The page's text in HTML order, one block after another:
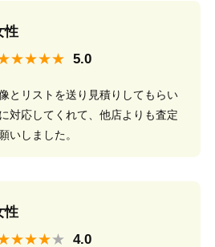
性
とリストを送り見積りしてもらい
対応してくれて、他店よりも査定
いしました。
性